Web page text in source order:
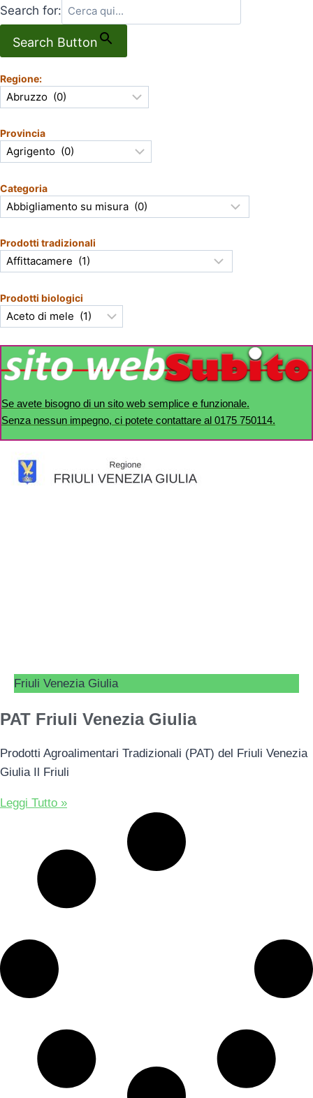
Search for:
Search Button
Regione:
Provincia
Categoria
Prodotti tradizionali
Prodotti biologici
Se avete bisogno di un sito web semplice e funzionale.
Senza nessun impegno, ci potete contattare al 0175 750114.
Friuli Venezia Giulia
PAT Friuli Venezia Giulia
Prodotti Agroalimentari Tradizionali (PAT) del Friuli Venezia
Giulia Il Friuli
Leggi Tutto »